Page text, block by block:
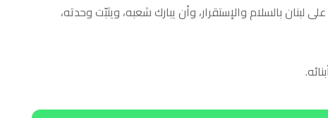
بالسلام والإستقرار، وأن يبارك شعبه، ويثبّت وحدته،